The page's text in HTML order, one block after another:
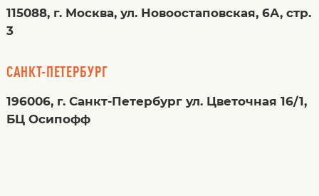
115088, г. Москва, ул. Новоостаповская, 6А, стр.
3
САНКТ-ПЕТЕРБУРГ
196006, г. Санкт-Петербург ул. Цветочная 16/1,
БЦ Осипофф